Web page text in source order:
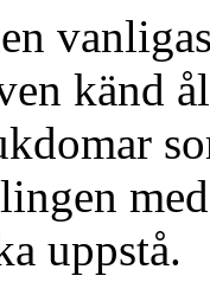
känd
uppstå.